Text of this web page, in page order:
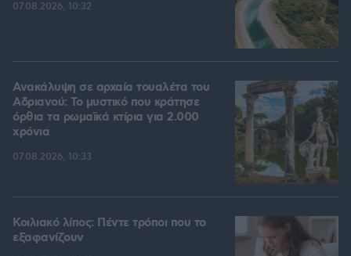
07.08.2026, 10:32
Ανακάλυψη σε αρχαία τουαλέτα του
Αδριανού: Το μυστικό που κράτησε
όρθια τα ρωμαϊκά κτίρια για 2.000
χρόνια
07.08.2026, 10:33
Κοιλιακό λίπος: Πέντε τρόποι που το
εξαφανίζουν